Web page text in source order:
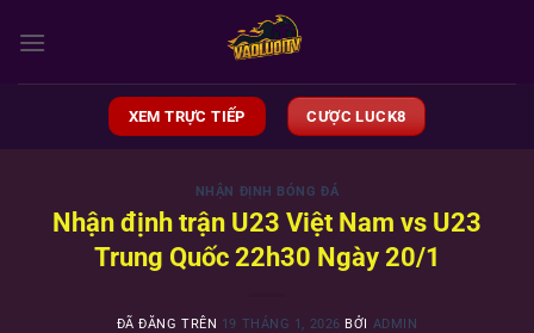
đến
XEM TRỰC TIẾP CƯỢC LUCK8
NHẬN ĐỊNH BÓNG ĐÁ
Nhận định trận U23 Việt Nam vs U23
Trung Quốc 22h30 Ngày 20/1
ĐÃ ĐĂNG TRÊN 19 THÁNG 1, 2026 BỞI ADMIN